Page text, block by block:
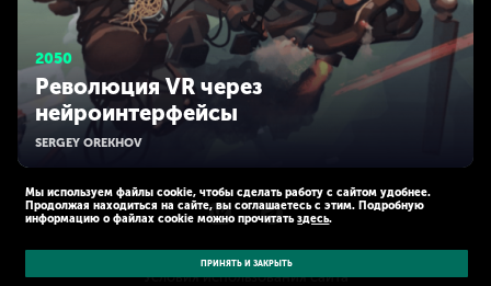
2050
Революция VR через
нейроинтерфейсы
SERGEY OREKHOV
Политика конфиденциальности
Условия использования сайта
Мы используем файлы cookie, чтобы сделать работу с сайтом удобнее.
Продолжая находиться на сайте, вы соглашаетесь с этим. Подробную
информацию о файлах cookie можно прочитатьздесь.
ПРИНЯТЬ И ЗАКРЫТЬ